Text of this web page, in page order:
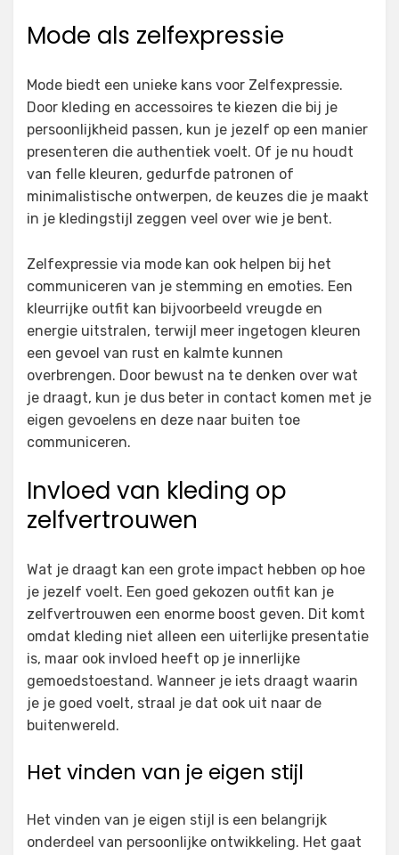
Mode als zelfexpressie
Mode biedt een unieke kans voor Zelfexpressie.
Door kleding en accessoires te kiezen die bij je
persoonlijkheid passen, kun je jezelf op een manier
presenteren die authentiek voelt. Of je nu houdt
van felle kleuren, gedurfde patronen of
minimalistische ontwerpen, de keuzes die je maakt
in je kledingstijl zeggen veel over wie je bent.
Zelfexpressie via mode kan ook helpen bij het
communiceren van je stemming en emoties. Een
kleurrijke outfit kan bijvoorbeeld vreugde en
energie uitstralen, terwijl meer ingetogen kleuren
een gevoel van rust en kalmte kunnen
overbrengen. Door bewust na te denken over wat
je draagt, kun je dus beter in contact komen met je
eigen gevoelens en deze naar buiten toe
communiceren.
Invloed van kleding op
zelfvertrouwen
Wat je draagt kan een grote impact hebben op hoe
je jezelf voelt. Een goed gekozen outfit kan je
zelfvertrouwen een enorme boost geven. Dit komt
omdat kleding niet alleen een uiterlijke presentatie
is, maar ook invloed heeft op je innerlijke
gemoedstoestand. Wanneer je iets draagt waarin
je je goed voelt, straal je dat ook uit naar de
buitenwereld.
Het vinden van je eigen stijl
Het vinden van je eigen stijl is een belangrijk
onderdeel van persoonlijke ontwikkeling. Het gaat